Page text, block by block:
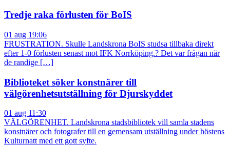
Tredje raka förlusten för BoIS
01 aug 19:06
FRUSTRATION. Skulle Landskrona BoIS studsa tillbaka direkt
efter 1-0 förlusten senast mot IFK Norrköping.? Det var frågan när
de randige […]
Biblioteket söker konstnärer till
välgörenhetsutställning för Djurskyddet
01 aug 11:30
VÄLGÖRENHET. Landskrona stadsbibliotek vill samla stadens
konstnärer och fotografer till en gemensam utställning under höstens
Kulturnatt med ett gott syfte.